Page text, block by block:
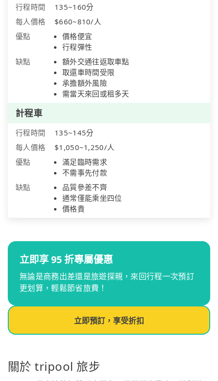
行程時間
135~160分
每人價格
$660~810/人
優點
價格便宜
行程彈性
缺點
額外交通往返取車點
取還車時間受限
承擔額外風險
需當天來回或租多天
計程車
行程時間
135~145分
每人價格
$1,050~1,250/人
優點
滿足臨時需求
不需事先付款
缺點
品質參差不齊
通常僅能乘坐四位
價格貴
立即享 95 折專屬優惠
無論是商務出差還是旅遊探親，來回行程一次預訂
更划算，輕鬆節省旅費！
立即預訂，享受折扣
關於 tripool 旅步